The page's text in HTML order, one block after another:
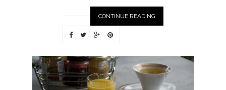
CONTINUE READING